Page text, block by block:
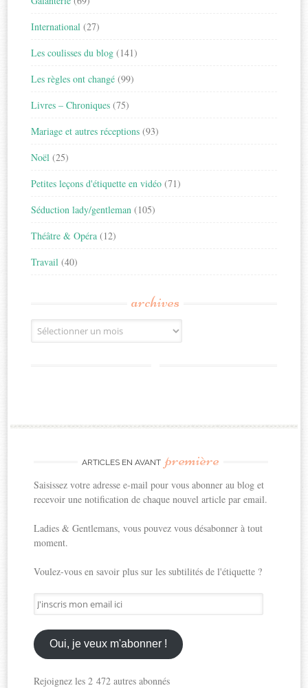
International (27)
Les coulisses du blog (141)
Les règles ont changé (99)
Livres – Chroniques (75)
Mariage et autres réceptions (93)
Noël (25)
Petites leçons d'étiquette en vidéo (71)
Séduction lady/gentleman (105)
Théâtre & Opéra (12)
Travail (40)
archives
Archives
ARTICLES EN AVANT première
Saisissez votre adresse e-mail pour vous abonner au blog et
recevoir une notification de chaque nouvel article par email.
Ladies & Gentlemans, vous pouvez vous désabonner à tout
moment.
Voulez-vous en savoir plus sur les subtilités de l'étiquette ?
J'inscris
mon
email
ici
Oui, je veux m'abonner !
Rejoignez les 2 472 autres abonnés